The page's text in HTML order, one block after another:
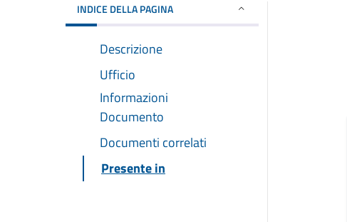
INDICE DELLA PAGINA
Descrizione
Ufficio
Informazioni
Documento
Documenti correlati
Presente in